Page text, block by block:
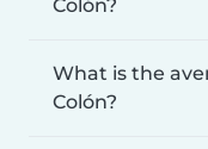
Colón?
What is the
Colón?